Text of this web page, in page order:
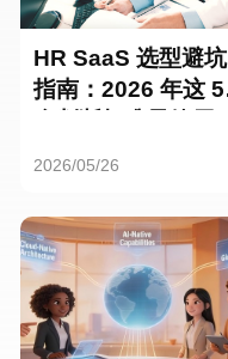
HR SaaS 选型避坑
指南：2026 年这 5
2026/05/26